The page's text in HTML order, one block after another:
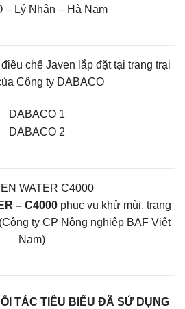
– Lý Nhân – Hà Nam
chế Javen lắp đặt tại trang trại
Công ty DABACO
– C4000phục vụ khử mùi, trang
ty CP Nông nghiệp BAF Việt
Nam)
TÁC TIÊU BIỂU ĐÃ SỬ DỤNG